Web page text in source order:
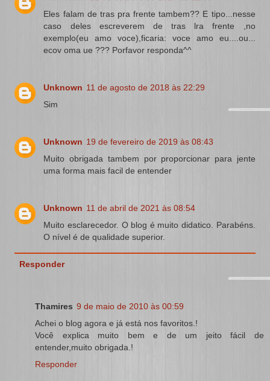
Eles falam de tras pra frente tambem?? E tipo...nesse
caso deles escreverem de tras lra frente ,no
exemplo(eu amo voce),ficaria: voce amo eu....ou...
ecov oma ue ??? Porfavor responda^^
Unknown 11 de agosto de 2018 às 22:29
Sim
Unknown 19 de fevereiro de 2019 às 08:43
Muito obrigada tambem por proporcionar para jente
uma forma mais facil de entender
Unknown 11 de abril de 2021 às 08:54
Muito esclarecedor. O blog é muito didatico. Parabéns.
O nível é de qualidade superior.
Responder
Thamires 9 de maio de 2010 às 00:59
Achei o blog agora e já está nos favoritos.!
Você explica muito bem e de um jeito fácil de
entender,muito obrigada.!
Responder